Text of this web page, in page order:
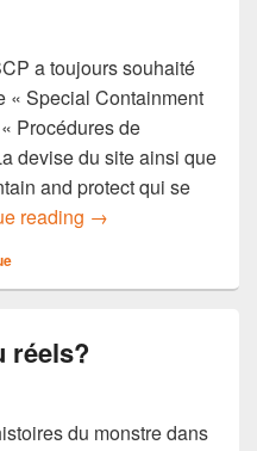
a toujours souhaité
« Special Containment
Procédures de
devise du site ainsi que
and protect qui se
reading Scp, le
→
réels?
du monstre dans